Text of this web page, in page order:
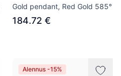
Gold pendant, Red Gold 585°
184.72 €
Alennus -15%